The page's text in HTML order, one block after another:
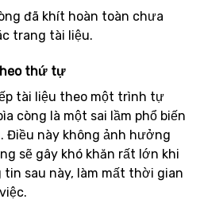
đã khít hoàn toàn chưa
trang tài liệu.
thứ tự
tài liệu theo một trình tự
còng là một sai lầm phổ biến
Điều này không ảnh hưởng
sẽ gây khó khăn rất lớn khi
sau này, làm mất thời gian